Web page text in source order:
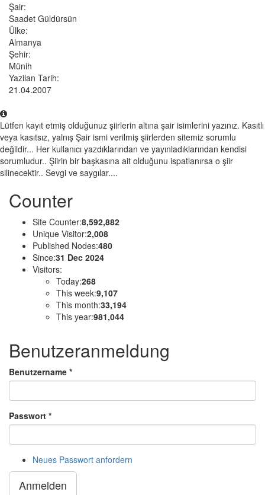
Şair:
Saadet Güldürsün
Ülke:
Almanya
Şehir:
Münih
Yazilan Tarih:
21.04.2007
Lütfen kayıt etmiş olduğunuz şiirlerin altına şair isimlerini yazınız. Kasıtlı
veya kasıtsız, yalnış Şair ismi verilmiş şiirlerden sitemiz sorumlu
değildir... Her kullanıcı yazdıklarından ve yayınladıklarından kendisi
sorumludur.. Şiirin bir başkasına ait olduğunu ispatlanırsa o şiir
silinecektir.. Sevgi ve saygılar....
Counter
Site Counter:8,592,882
Unique Visitor:2,008
Published Nodes:480
Since:31 Dec 2024
Visitors:
Today:268
This week:9,107
This month:33,194
This year:981,044
Benutzeranmeldung
Benutzername *
Passwort *
Neues Passwort anfordern
Anmelden